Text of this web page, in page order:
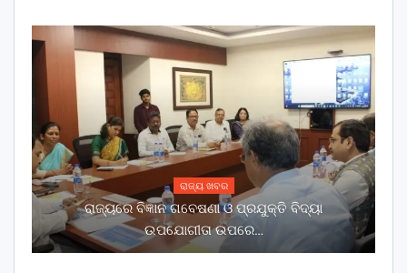
ରାଜ୍ୟ ଖବର
ରାଜ୍ୟରେ ବିଜ୍ଞାନ ଗବେଷଣା ଓ ପ୍ରଯୁକ୍ତି ବିଦ୍ୟା
ଉପଯୋଗୀତା ଉପରେ…